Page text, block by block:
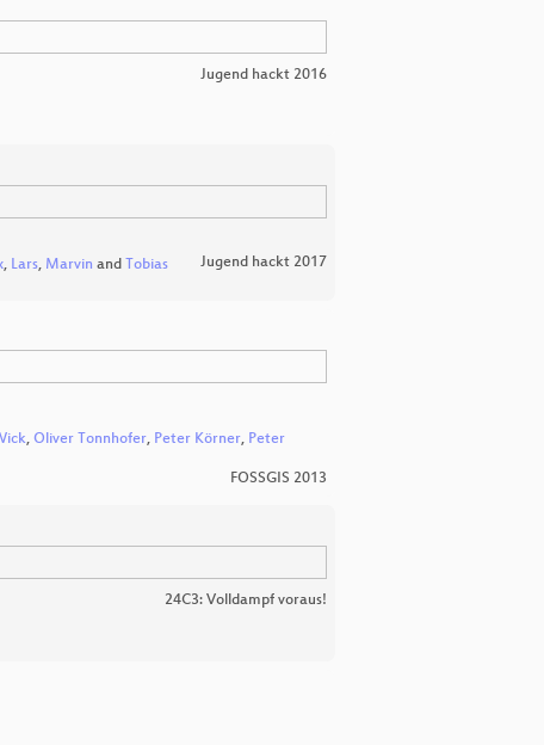
Jugend hackt 2016
, Lars, Marvin and Tobias Jugend hackt 2017
, Oliver Tonnhofer, Peter Körner, Peter
FOSSGIS 2013
24C3: Volldampf voraus!